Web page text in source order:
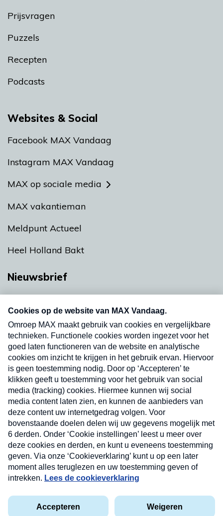
Prijsvragen
Puzzels
Recepten
Podcasts
Websites & Social
Facebook MAX Vandaag
Instagram MAX Vandaag
MAX op sociale media
MAX vakantieman
Meldpunt Actueel
Heel Holland Bakt
Nieuwsbrief
nieuwsbrief. Elke vrijdag- en dinsdagochtend in
uw mailbox.
Verzend
Privacyverklaring
Cookieverklaring
Kwetsbaarheid melden
Nieuwsbrief
Neem hier een gratis abonnement op onze
nieuwsbrief. Elke vrijdag- en dinsdagochtend in uw